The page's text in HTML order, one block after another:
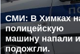
СМИ: В Химках
полицейскую
машину напали и
подожгли.